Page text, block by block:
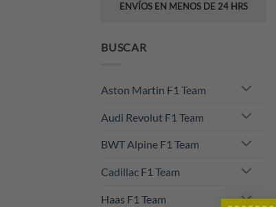
ENVÍOS EN MENOS DE 24 HRS
BUSCAR
Aston Martin F1 Team
Audi Revolut F1 Team
BWT Alpine F1 Team
Cadillac F1 Team
Haas F1 Team